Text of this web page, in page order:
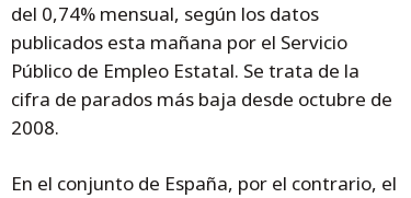
del 0,74% mensual, según los datos
publicados esta mañana por el Servicio
Público de Empleo Estatal. Se trata de la
cifra de parados más baja desde octubre de
2008.
En el conjunto de España, por el contrario, el